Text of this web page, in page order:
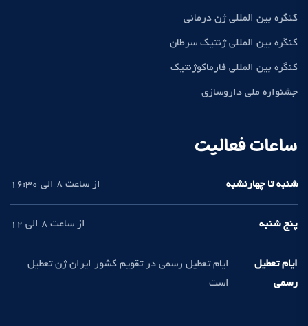
کنگره بین المللی ژن درمانی
کنگره بین المللی ژنتیک سرطان
کنگره بین المللی فارماکوژنتیک
جشنواره ملی داروسازی
ساعات فعالیت
شنبه تا چهارنشبه از ساعت 8 الی 16:30
پنج شنبه از ساعت 8 الی 12
ایام تعطیل
رسمی
ایام تعطیل رسمی در تقویم کشور ایران ژن تعطیل
است